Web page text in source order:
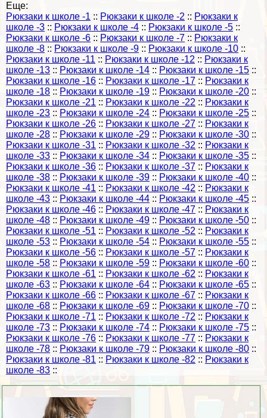
Еще:
Рюкзаки к школе -1 :: Рюкзаки к школе -2 :: Рюкзаки к
школе -3 :: Рюкзаки к школе -4 :: Рюкзаки к школе -5 ::
Рюкзаки к школе -6 :: Рюкзаки к школе -7 :: Рюкзаки к
школе -8 :: Рюкзаки к школе -9 :: Рюкзаки к школе -10 ::
Рюкзаки к школе -11 :: Рюкзаки к школе -12 :: Рюкзаки к
школе -13 :: Рюкзаки к школе -14 :: Рюкзаки к школе -15 ::
Рюкзаки к школе -16 :: Рюкзаки к школе -17 :: Рюкзаки к
школе -18 :: Рюкзаки к школе -19 :: Рюкзаки к школе -20 ::
Рюкзаки к школе -21 :: Рюкзаки к школе -22 :: Рюкзаки к
школе -23 :: Рюкзаки к школе -24 :: Рюкзаки к школе -25 ::
Рюкзаки к школе -26 :: Рюкзаки к школе -27 :: Рюкзаки к
школе -28 :: Рюкзаки к школе -29 :: Рюкзаки к школе -30 ::
Рюкзаки к школе -31 :: Рюкзаки к школе -32 :: Рюкзаки к
школе -33 :: Рюкзаки к школе -34 :: Рюкзаки к школе -35 ::
Рюкзаки к школе -36 :: Рюкзаки к школе -37 :: Рюкзаки к
школе -38 :: Рюкзаки к школе -39 :: Рюкзаки к школе -40 ::
Рюкзаки к школе -41 :: Рюкзаки к школе -42 :: Рюкзаки к
школе -43 :: Рюкзаки к школе -44 :: Рюкзаки к школе -45 ::
Рюкзаки к школе -46 :: Рюкзаки к школе -47 :: Рюкзаки к
школе -48 :: Рюкзаки к школе -49 :: Рюкзаки к школе -50 ::
Рюкзаки к школе -51 :: Рюкзаки к школе -52 :: Рюкзаки к
школе -53 :: Рюкзаки к школе -54 :: Рюкзаки к школе -55 ::
Рюкзаки к школе -56 :: Рюкзаки к школе -57 :: Рюкзаки к
школе -58 :: Рюкзаки к школе -59 :: Рюкзаки к школе -60 ::
Рюкзаки к школе -61 :: Рюкзаки к школе -62 :: Рюкзаки к
школе -63 :: Рюкзаки к школе -64 :: Рюкзаки к школе -65 ::
Рюкзаки к школе -66 :: Рюкзаки к школе -67 :: Рюкзаки к
школе -68 :: Рюкзаки к школе -69 :: Рюкзаки к школе -70 ::
Рюкзаки к школе -71 :: Рюкзаки к школе -72 :: Рюкзаки к
школе -73 :: Рюкзаки к школе -74 :: Рюкзаки к школе -75 ::
Рюкзаки к школе -76 :: Рюкзаки к школе -77 :: Рюкзаки к
школе -78 :: Рюкзаки к школе -79 :: Рюкзаки к школе -80 ::
Рюкзаки к школе -81 :: Рюкзаки к школе -82 :: Рюкзаки к
школе -83 ::